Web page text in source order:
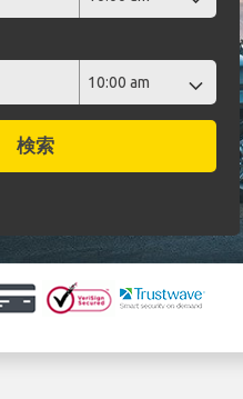
検索